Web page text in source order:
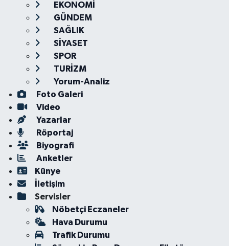
EKONOMİ
GÜNDEM
SAĞLIK
SİYASET
SPOR
TURİZM
Yorum-Analiz
Foto Galeri
Video
Yazarlar
Röportaj
Biyografi
Anketler
Künye
İletişim
Servisler
Nöbetçi Eczaneler
Hava Durumu
Trafik Durumu